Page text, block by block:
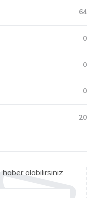
64
0
0
0
20
haber alabilirsiniz